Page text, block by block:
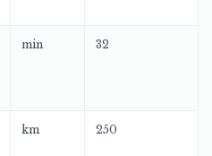
min 32
km 250